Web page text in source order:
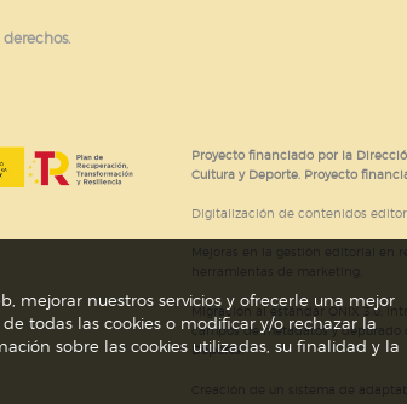
derechos.
Proyecto financiado por la
Cultura y Deporte. Proyecto
Digitalización de contenidos
Migración al estándar ONIX 3.0;
campos de metadatos y depurado
Deporte.
mejorar nuestros servicios y ofrecerle una mejor
todas las cookies o modificar y/o rechazar la
sobre las cookies utilizadas, su finalidad y la